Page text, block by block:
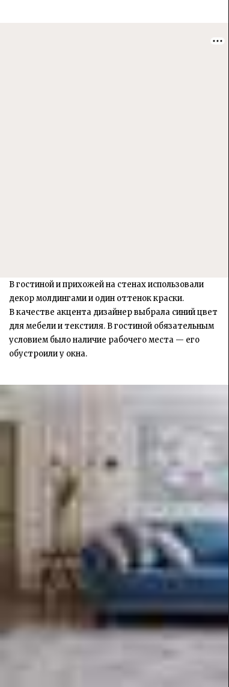
В гостиной и прихожей на стенах использовали
декор молдингами и один оттенок краски.
В качестве акцента дизайнер выбрала синий цвет
для мебели и текстиля. В гостиной обязательным
условием было наличие рабочего места — его
обустроили у окна.